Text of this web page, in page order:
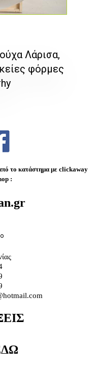
Λάρισα,
φόρμες
το κατάστημα με clickaway
: